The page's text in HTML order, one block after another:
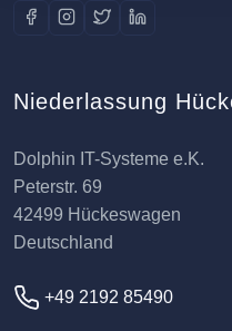
Niederlassung
Dolphin IT-Systeme e.K.
Peterstr. 69
42499 Hückeswagen
Deutschland
+49 2192 85490